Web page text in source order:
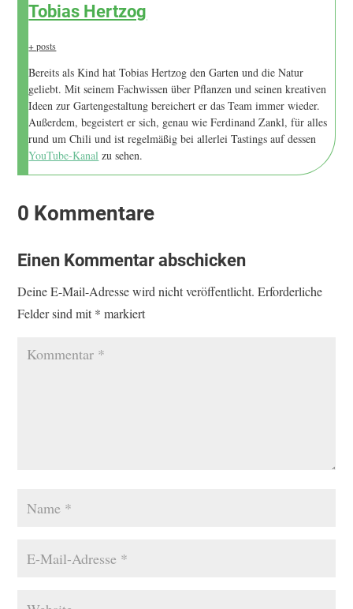
Tobias Hertzog
+ posts
Bereits als Kind hat Tobias Hertzog den Garten und die Natur
geliebt. Mit seinem Fachwissen über Pflanzen und seinen kreativen
Ideen zur Gartengestaltung bereichert er das Team immer wieder.
Außerdem, begeistert er sich, genau wie Ferdinand Zankl, für alles
rund um Chili und ist regelmäßig bei allerlei Tastings auf dessen
YouTube-Kanal zu sehen.
0 Kommentare
Einen Kommentar abschicken
Deine E-Mail-Adresse wird nicht veröffentlicht. Erforderliche
Felder sind mit* markiert